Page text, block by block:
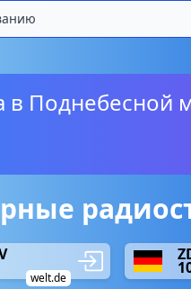
в Поднебесной
welt.de